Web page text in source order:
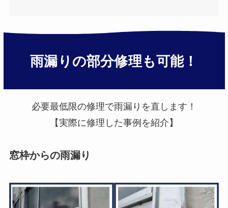
雨漏りの部分修理も可能！
必要最低限の修理で雨漏りを直します！
【実際に修理した事例を紹介】
窓枠からの雨漏り